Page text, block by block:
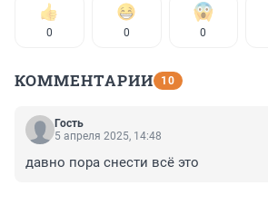
0 0 0
КОММЕНТАРИИ 10
Гость
5 апреля 2025, 14:48
давно пора снести всё это